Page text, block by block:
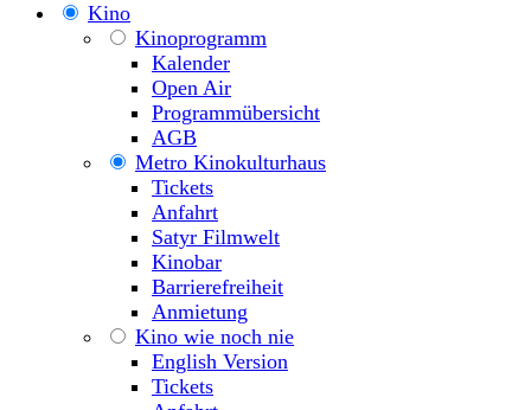
Kino
Kinoprogramm
Kalender
Open Air
Programmübersicht
AGB
Metro Kinokulturhaus
Tickets
Anfahrt
Satyr Filmwelt
Kinobar
Barrierefreiheit
Anmietung
Kino wie noch nie
English Version
Tickets